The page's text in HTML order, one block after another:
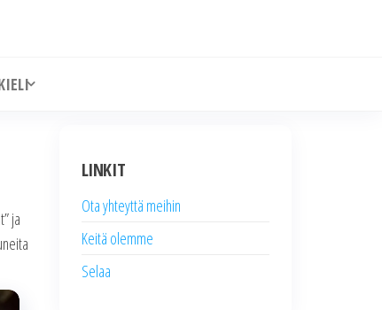
ja
LINKIT
Ota yhteyttä meihin
Keitä olemme
Selaa